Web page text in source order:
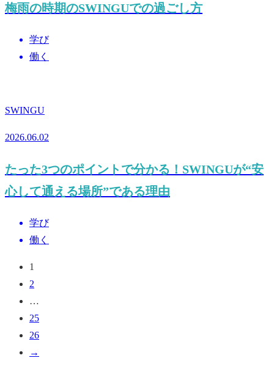
梅雨の時期のSWINGUでの過ごし方
学び
働く
SWINGU
2026.06.02
たった3つのポイントで分かる！SWINGUが“安
心して通える場所”である理由
学び
働く
投
稿
の
1
2
…
25
26
→